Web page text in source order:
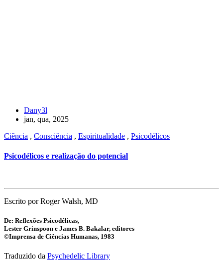
Dany3l
jan, qua, 2025
Ciência , Consciência , Espiritualidade , Psicodélicos
Psicodélicos e realização do potencial
Escrito por Roger Walsh, MD
De: Reflexões Psicodélicas,
Lester Grinspoon e James B. Bakalar, editores
©Imprensa de Ciências Humanas, 1983
Traduzido da Psychedelic Library